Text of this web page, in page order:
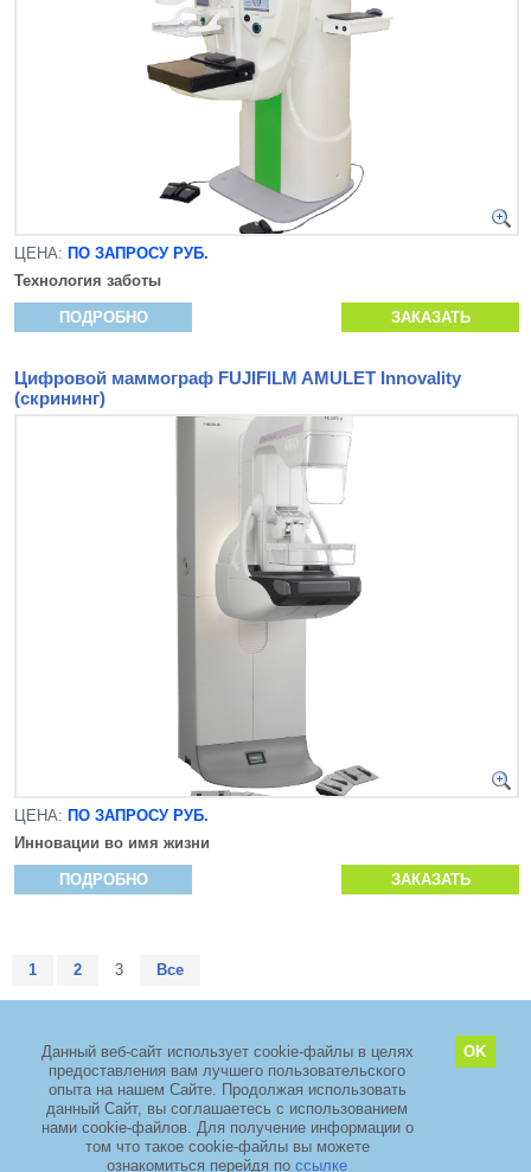
ЦЕНА: ПО ЗАПРОСУ РУБ.
Технология заботы
ПОДРОБНО ЗАКАЗАТЬ
Цифровой маммограф FUJIFILM AMULET Innovality
(скрининг)
ЦЕНА: ПО ЗАПРОСУ РУБ.
Инновации во имя жизни
ПОДРОБНО ЗАКАЗАТЬ
1 2 3 Все
2011–2026 copyright ООО «ЗелМедСервис»
Адрес: Москва, Зеленоград, проезд 4922, дом 4 стр. 5, Технопарк
«ЭЛМА».+7 (495) 968-88-29
TIMSET
Данный веб-сайт использует cookie-файлы в целях
предоставления вам лучшего пользовательского
опыта на нашем Сайте. Продолжая использовать
данный Сайт, вы соглашаетесь с использованием
нами cookie-файлов. Для получение информации о
том что такое cookie-файлы вы можете
ознакомиться перейдя поссылке
OK